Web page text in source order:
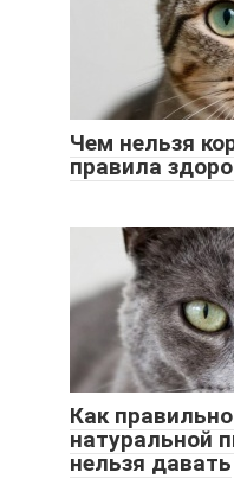
Чем нельзя
правила
Как
натуральной
нельзя давать